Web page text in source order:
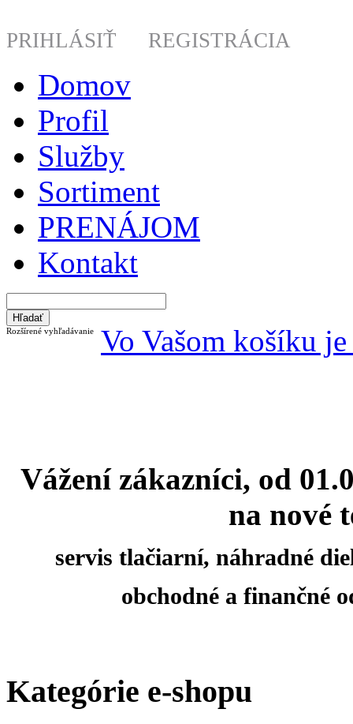
PRIHLÁSIŤ REGISTRÁCIA
Domov
Profil
Služby
Sortiment
PRENÁJOM
Kontakt
Rozšírené vyhľadávanie Vo Vašom košíku
Vážení zákazníci, od
na nové
servis tlačiarní, náhradné
obchodné a finančné
Kategórie e-shopu